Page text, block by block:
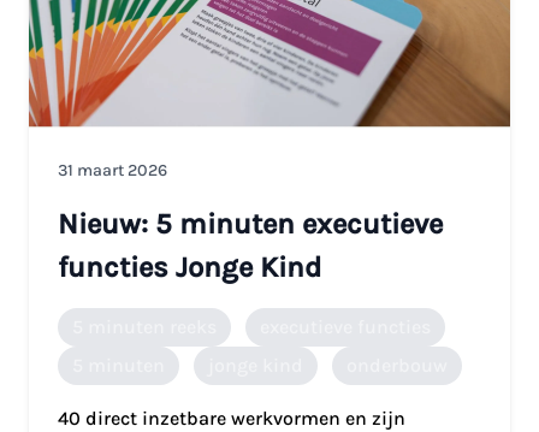
31 maart 2026
Nieuw: 5 minuten executieve
functies Jonge Kind
40 direct inzetbare werkvormen en zijn